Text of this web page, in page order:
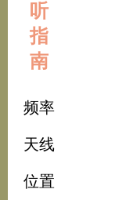
听
指
南
频率
天线
位置